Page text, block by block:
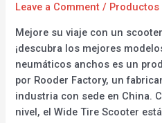
Leave a Comment / Productos
Mejore su viaje con un
¡descubra los mejores
neumáticos anchos es un
por Rooder Factory, un
industria con sede en China.
nivel, el Wide Tire Scooter